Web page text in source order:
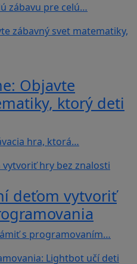
zábavu pre celú…
Objavte
ktorý deti
hra, ktorá…
deťom vytvoriť
s programovaním…